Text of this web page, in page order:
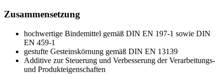
Zusammensetzung
hochwertige Bindemittel gemäß DIN EN 197-1 sowie DIN
EN 459-1
gestufte Gesteinskörnung gemäß DIN EN 13139
Additive zur Steuerung und Verbesserung der Verarbeitungs-
und Produkteigenschaften